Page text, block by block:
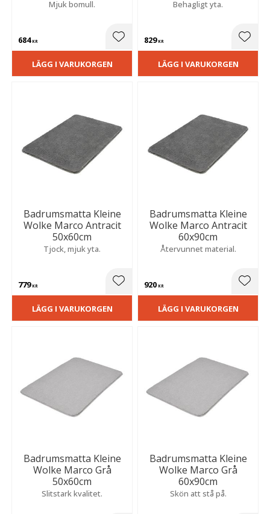
Mjuk bomull.
684KR Lägg till i favoriter
LÄGG I VARUKORGEN
Behagligt yta.
829KR
LÄGG I VARUKORGEN
Badrumsmatta Kleine
Wolke Marco Antracit
50x60cm
Tjock, mjuk yta.
779KR Lägg till i favoriter
LÄGG I VARUKORGEN
Badrumsmatta Kleine
Wolke Marco Antracit
60x90cm
Återvunnet material.
920 KR
LÄGG I VARUKORGEN
Badrumsmatta Kleine
Wolke Marco Grå
50x60cm
Slitstark kvalitet.
Badrumsmatta Kleine
Wolke Marco Grå
60x90cm
Skön att stå på.